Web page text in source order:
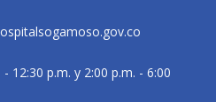
- 12:30 p.m. y 2:00 p.m. - 6:00